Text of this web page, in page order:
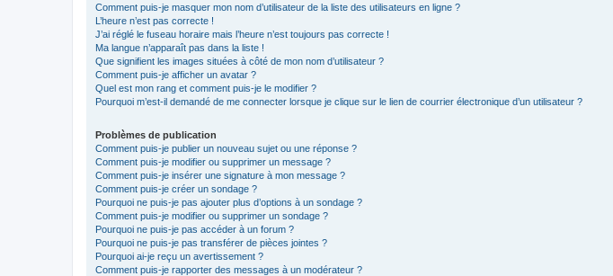
Comment puis-je masquer mon nom d’utilisateur de la liste des utilisateurs en ligne ?
L’heure n’est pas correcte !
J’ai réglé le fuseau horaire mais l’heure n’est toujours pas correcte !
Ma langue n’apparaît pas dans la liste !
Que signifient les images situées à côté de mon nom d’utilisateur ?
Comment puis-je afficher un avatar ?
Quel est mon rang et comment puis-je le modifier ?
Pourquoi m’est-il demandé de me connecter lorsque je clique sur le lien de courrier électronique d’un utilisateur ?
Problèmes de publication
Comment puis-je publier un nouveau sujet ou une réponse ?
Comment puis-je modifier ou supprimer un message ?
Comment puis-je insérer une signature à mon message ?
Comment puis-je créer un sondage ?
Pourquoi ne puis-je pas ajouter plus d’options à un sondage ?
Comment puis-je modifier ou supprimer un sondage ?
Pourquoi ne puis-je pas accéder à un forum ?
Pourquoi ne puis-je pas transférer de pièces jointes ?
Pourquoi ai-je reçu un avertissement ?
Comment puis-je rapporter des messages à un modérateur ?